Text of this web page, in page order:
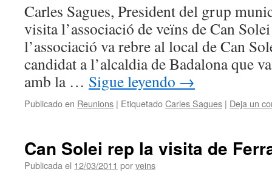
Carles Sagues, President del grup
visita l’associació de veïns de Can
l’associació va rebre al local de Can
candidat a l’alcaldia de Badalona que
amb la … Sigue leyendo →
Publicado en Reunions | EtiquetadoCarles Sagues | Deja un
Can Solei rep la visita de
Publicada el 12/03/2011 porveins